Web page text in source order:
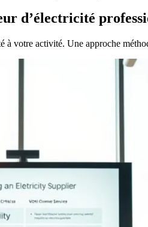
d’électricité
à votre activité. Une approche